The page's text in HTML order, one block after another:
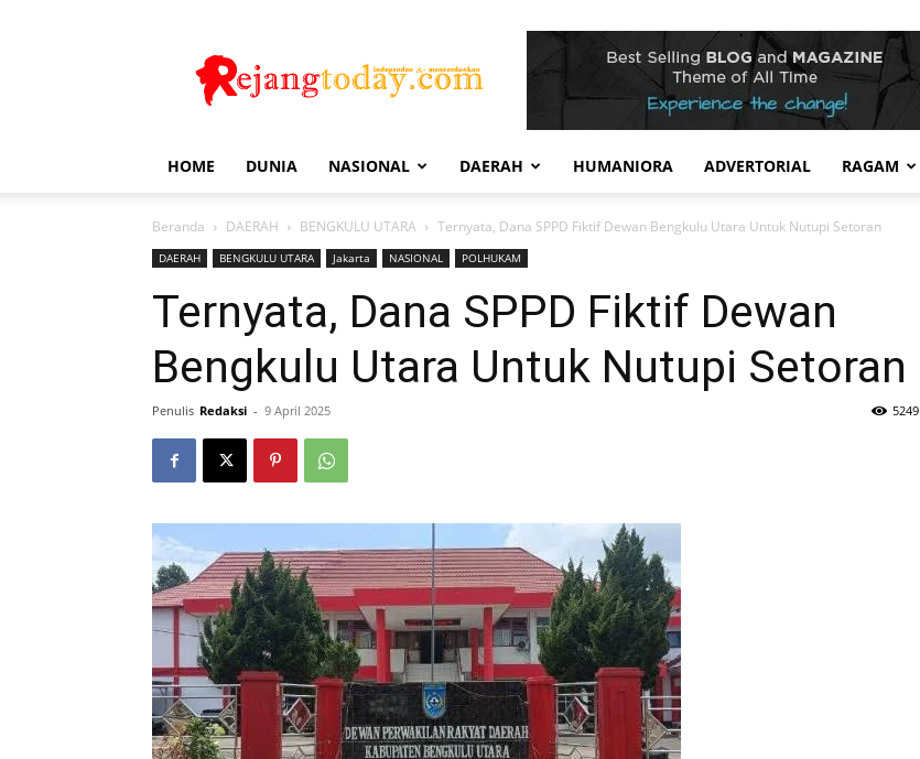
Today
HOME DUNIA NASIONAL DAERAH HUMANIORA ADVERTORIAL RAGAM
Beranda DAERAH BENGKULU UTARA Ternyata, Dana SPPD Fiktif Dewan Bengkulu Utara Untuk Nutupi Setoran
DAERAH BENGKULU UTARA Jakarta NASIONAL POLHUKAM
Ternyata, Dana SPPD Fiktif Dewan
Bengkulu Utara Untuk Nutupi Setoran
Penulis Redaksi - 9 April 2025 5249